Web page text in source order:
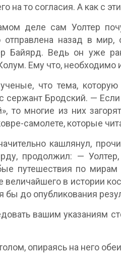
на то согласия. А как с
деле сам Уолтер
назад в мир,
Байярд. Ведь он уже
Ему что,
что тема,
сержант Бродский. —
то многие из них
самолете, которые
кашлянул,
продолжил: —
путешествия по
величайшего в истории
бы до опубликования
вашим указаниям
опираясь на него